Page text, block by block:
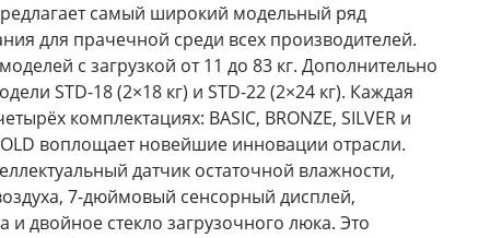
самый широкий модельный ряд
для прачечной среди всех производителей.
с загрузкой от 11 до 83 кг. Дополнительно
STD-18 (2×18 кг) и STD-22 (2×24 кг). Каждая
комплектациях: BASIC, BRONZE, SILVER и
воплощает новейшие инновации отрасли.
датчик остаточной влажности,
7-дюймовый сенсорный дисплей,
и двойное стекло загрузочного люка. Это